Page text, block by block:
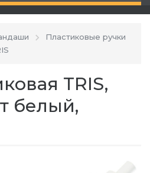
Пластиковые ручки
TRIS,
белый,